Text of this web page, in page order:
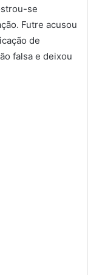
se
Futre acusou
de
falsa e deixou